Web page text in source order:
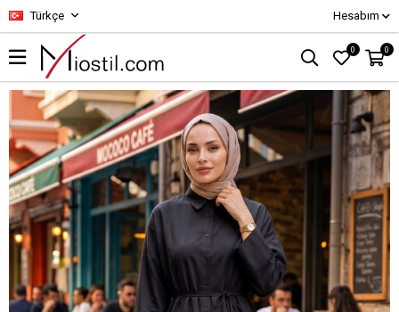
Türkçe Hesabım
0 0